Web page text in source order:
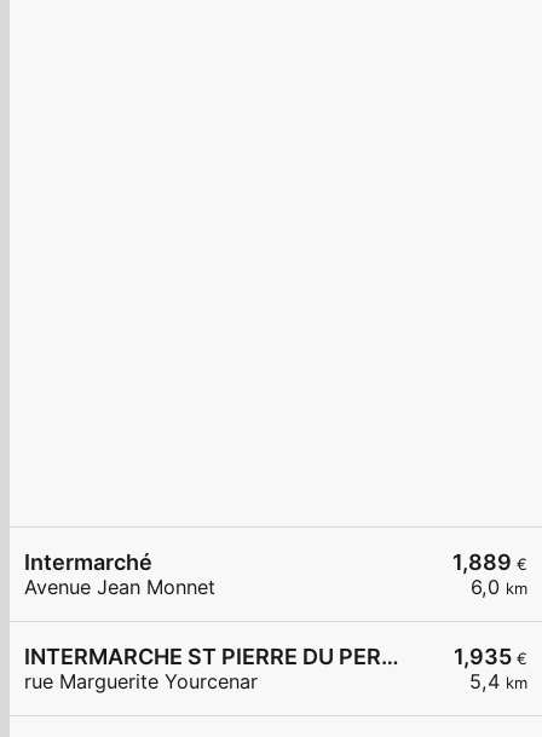
1,889 €
6,0 km
Intermarché
Avenue Jean Monnet
1,935 €
5,4 km
INTERMARCHE ST PIERRE DU PERRAY
rue Marguerite Yourcenar